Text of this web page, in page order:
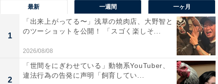
最新 一週間 一ヶ月
1
「出来上がってる〜」浅草の焼肉店、大野智と
のツーショットを公開！ 「スゴく楽しそ...
2026/08/08
2
「世間をにぎわせている」動物系YouTuber、
違法行為の告発に声明「飼育してい...